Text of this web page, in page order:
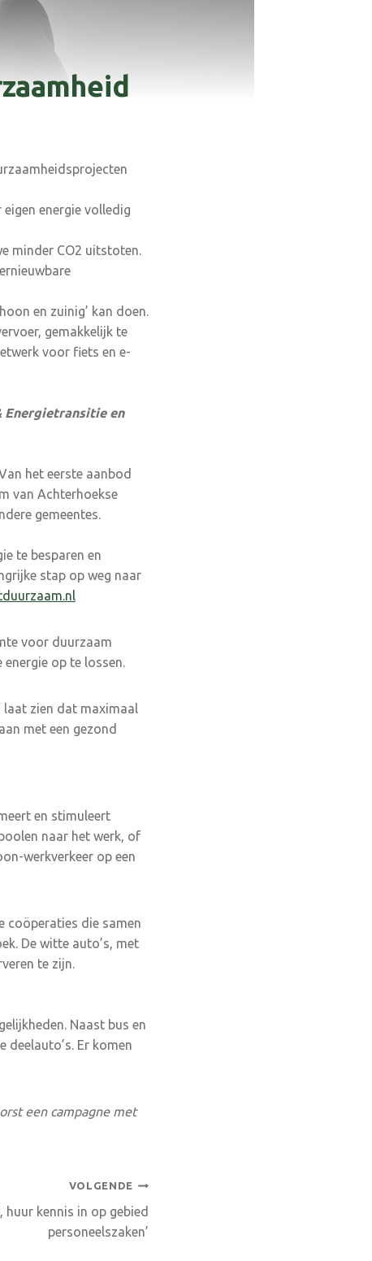
energie volledig
minder CO2 uitstoten.
en zuinig’ kan doen.
gemakkelijk te
voor fiets en e-
Energietransitie en
het eerste aanbod
van Achterhoekse
gemeentes.
te besparen en
stap op weg naar
voor duurzaam
op te lossen.
laat zien dat maximaal
met een gezond
en stimuleert
naar het werk, of
werkverkeer op een
coöperaties die samen
De witte auto’s, met
te zijn.
Naast bus en
deelauto’s. Er komen
een campagne met
VOLGENDE
huur kennis in op gebied
personeelszaken’